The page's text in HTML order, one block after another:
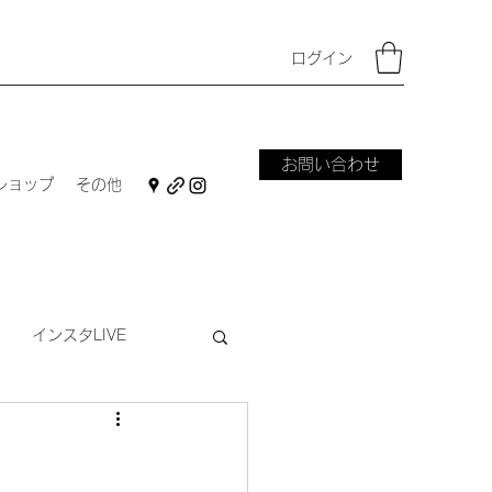
ログイン
ョップ その他
お問い合わせ
インスタLIVE
ダーニング